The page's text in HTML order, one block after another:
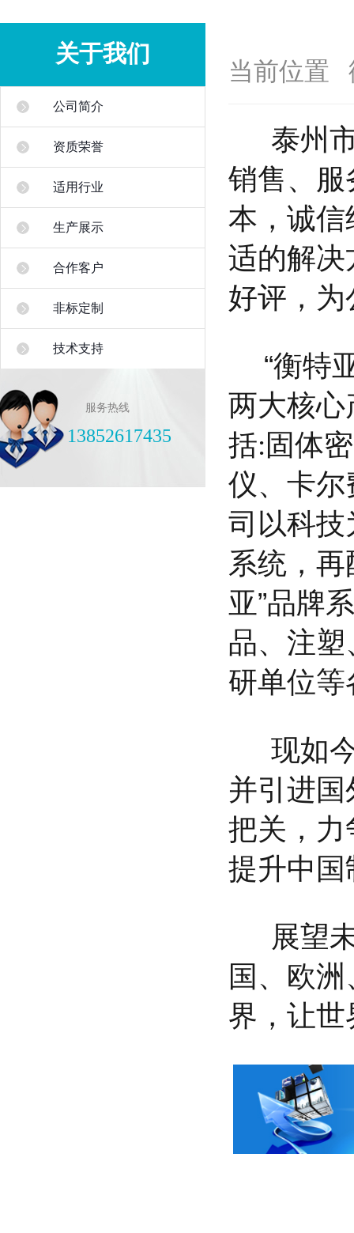
关于我们
公司简介
资质荣誉
适用行业
生产展示
合作客户
非标定制
技术支持
服务热线
13852617435
当前位置
泰州市
销售、服
本，诚信
适的解决
好评，
“衡特
两大核心
括:固体
仪、卡尔
司以科技
系统，
亚”品牌
品、注
研单位等
现如今
并引进
把关，力
提升中国
展望
国、欧
界，让